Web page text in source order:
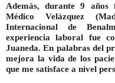
Además, durante 9
Médico Velázquez
Internacional de
experiencia laboral fue
Juaneda. En palabras del
mejora la vida de los
que me satisface a nivel